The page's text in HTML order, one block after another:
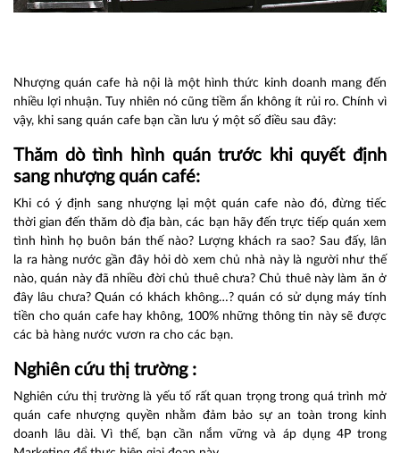
Nhượng quán cafe hà nộilà một hình thức kinh doanh mang đến
nhiều lợi nhuận. Tuy nhiên nó cũng tiềm ẩn không ít rủi ro. Chính vì
vậy, khi sang quán cafe bạn cần lưu ý một số điều sau đây:
Thăm dò tình hình quán trước khi quyết định
sang nhượng quán café:
Khi có ý định sang nhượng lại một quán cafe nào đó, đừng tiếc
thời gian đến thăm dò địa bàn, các bạn hãy đến trực tiếp quán xem
tình hình họ buôn bán thế nào? Lượng khách ra sao? Sau đấy, lân
la ra hàng nước gần đây hỏi dò xem chủ nhà này là người như thế
nào, quán này đã nhiều đời chủ thuê chưa? Chủ thuê này làm ăn ở
đây lâu chưa? Quán có khách không…? quán có sử dụng máy tính
tiền cho quán cafe hay không, 100% những thông tin này sẽ được
các bà hàng nước vươn ra cho các bạn.
Nghiên cứu thị trường :
Nghiên cứu thị trường là yếu tố rất quan trọng trong quá trình mở
quán cafe nhượng quyền nhằm đảm bảo sự an toàn trong kinh
doanh lâu dài. Vì thế, bạn cần nắm vững và áp dụng 4P trong